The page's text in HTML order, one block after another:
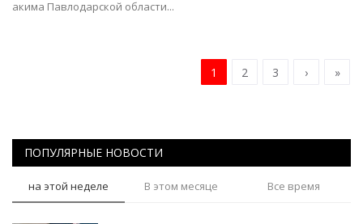
акима Павлодарской области...
1 2 3 › »
ПОПУЛЯРНЫЕ НОВОСТИ
на этой неделе В этом месяце Все время